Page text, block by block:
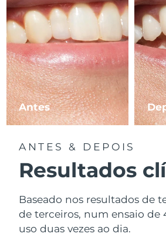
Antes
ANTES & DEPOIS
Resultados
Baseado nos resultados de
de terceiros, num ensaio de
uso duas vezes ao dia.